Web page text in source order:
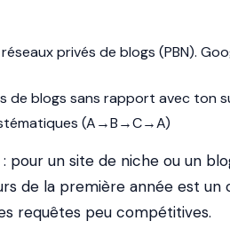
privés de blogs (PBN).
de blogs sans rapport avec ton
(A→B→C→A)
: pour un site de niche ou un
de la première année est un
requêtes peu compétitives.